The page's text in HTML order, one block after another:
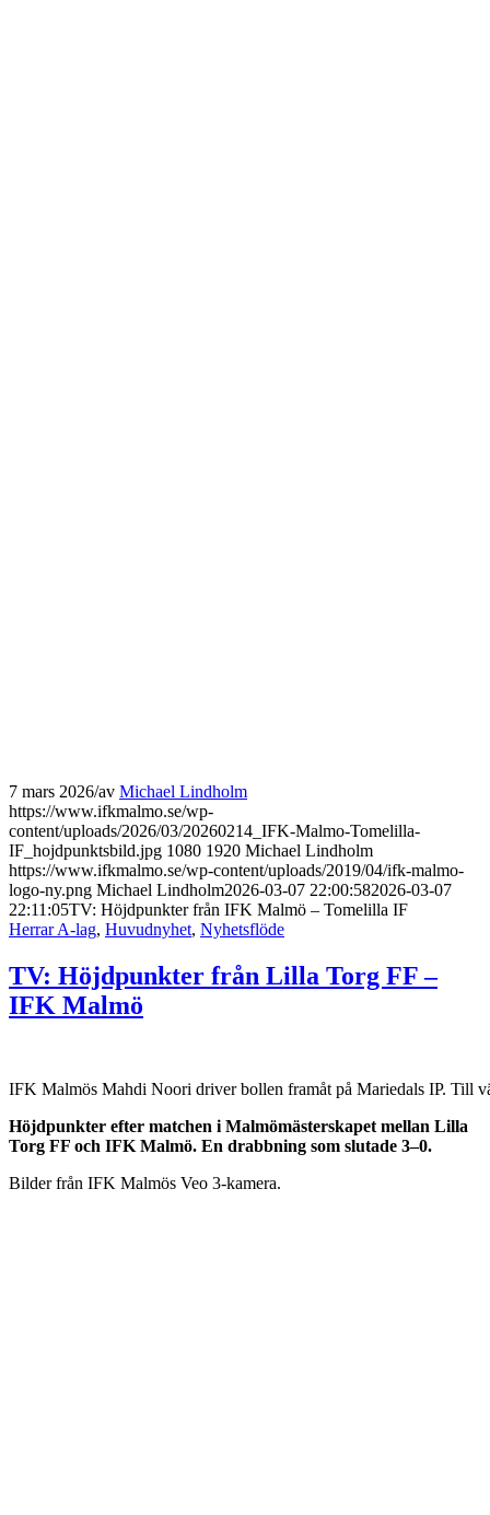
7 mars 2026/av Michael Lindholm
https://www.ifkmalmo.se/wp-
content/uploads/2026/03/20260214_IFK-Malmo-Tomelilla-
IF_hojdpunktsbild.jpg 1080 1920 Michael Lindholm
https://www.ifkmalmo.se/wp-content/uploads/2019/04/ifk-malmo-
logo-ny.png Michael Lindholm2026-03-07 22:00:582026-03-07
22:11:05TV: Höjdpunkter från IFK Malmö – Tomelilla IF
Herrar A-lag, Huvudnyhet, Nyhetsflöde
TV: Höjdpunkter från Lilla Torg FF –
IFK Malmö
IFK Malmös Mahdi Noori driver bollen framåt på Mariedals IP. Till
Höjdpunkter efter matchen i Malmömästerskapet mellan Lilla
Torg FF och IFK Malmö. En drabbning som slutade 3–0.
Bilder från IFK Malmös Veo 3-kamera.